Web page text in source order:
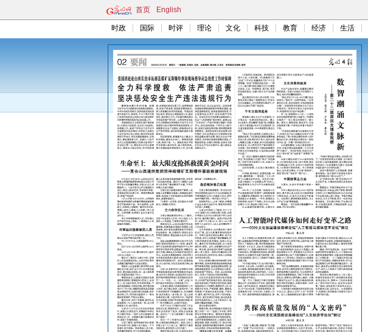
首页 English
时政 国际 时评 理论 文化 科技 教育 经济 生活